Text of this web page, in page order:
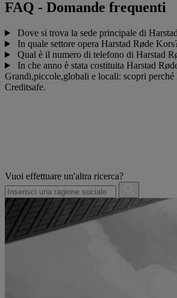
FAQ - Domande frequenti
Dove si trova la sede principale di
In quale settore opera Harstad Røde
Qual è il numero di telefono di Harstad
In che anno è stata costituita Harstad
Grandi,piccole,globali e locali: scopri perché
Creditsafe.
Vuoi effettuare un'altra ricerca?